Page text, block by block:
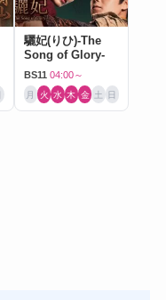
驪妃(りひ)-The
Song of Glory-
BS11 04:00～
月 火 水 木 金 土 日